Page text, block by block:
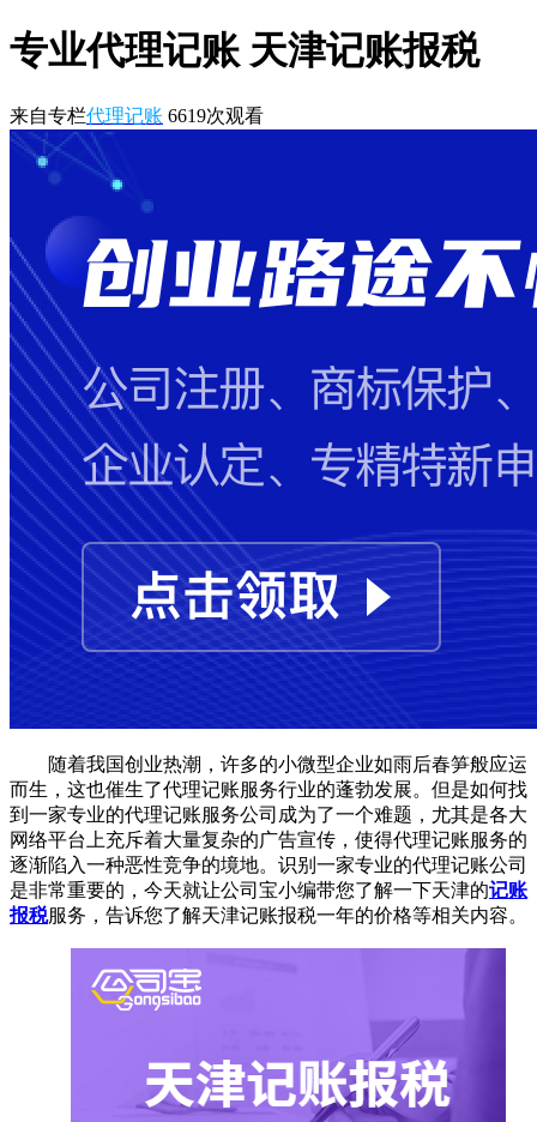
专业代理记账 天津记账报税
来自专栏代理记账 6619次观看
随着我国创业热潮，许多的小微型企业如雨后春笋般应运
而生，这也催生了代理记账服务行业的蓬勃发展。但是如何找
到一家专业的代理记账服务公司成为了一个难题，尤其是各大
网络平台上充斥着大量复杂的广告宣传，使得代理记账服务的
逐渐陷入一种恶性竞争的境地。识别一家专业的代理记账公司
是非常重要的，今天就让公司宝小编带您了解一下天津的记账
报税服务，告诉您了解天津记账报税一年的价格等相关内容。